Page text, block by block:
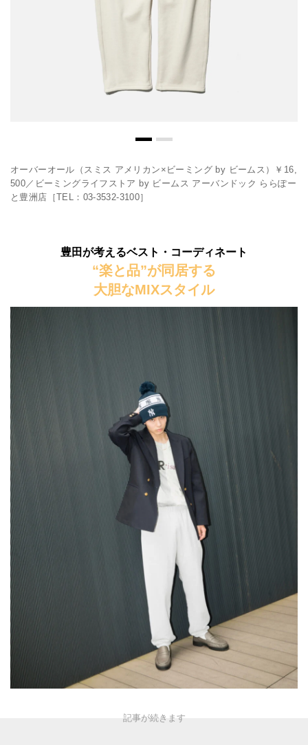
オーバーオール（スミス アメリカン×ビーミング by ビームス）￥16,
500／ビーミングライフストア by ビームス アーバンドック ららぽー
と豊洲店［TEL：03-3532-3100］
豊田が考えるベスト・コーディネート
“楽と品”が同居する
大胆なMIXスタイル